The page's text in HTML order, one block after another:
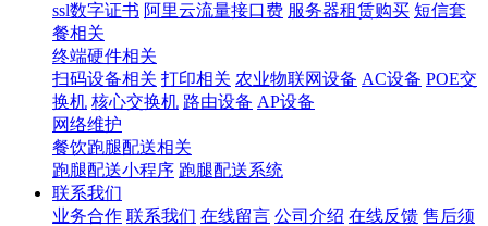
ssl数字证书 阿里云流量接口费 服务器租赁购买 短信套
餐相关
终端硬件相关
扫码设备相关 打印相关 农业物联网设备 AC设备 POE交
换机 核心交换机 路由设备 AP设备
网络维护
餐饮跑腿配送相关
跑腿配送小程序 跑腿配送系统
联系我们
业务合作 联系我们 在线留言 公司介绍 在线反馈 售后须